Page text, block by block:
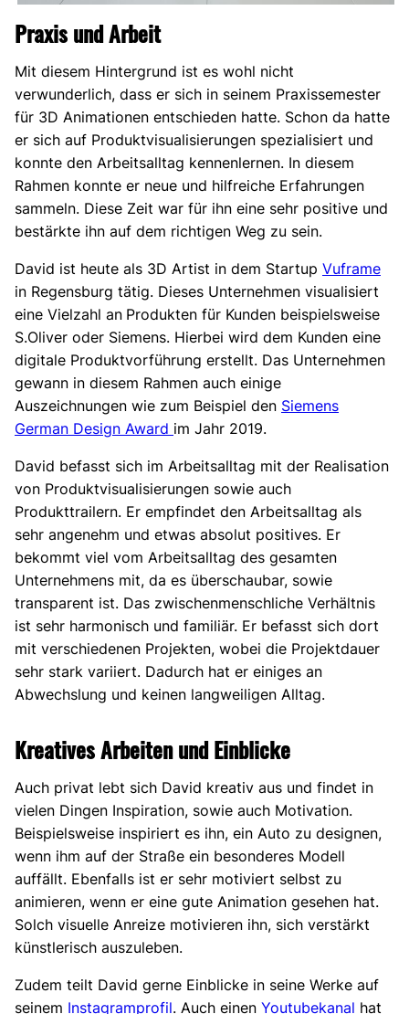
Praxis und Arbeit
Mit diesem Hintergrund ist es wohl nicht
verwunderlich, dass er sich in seinem Praxissemester
für 3D Animationen entschieden hatte. Schon da hatte
er sich auf Produktvisualisierungen spezialisiert und
konnte den Arbeitsalltag kennenlernen. In diesem
Rahmen konnte er neue und hilfreiche Erfahrungen
sammeln. Diese Zeit war für ihn eine sehr positive und
bestärkte ihn auf dem richtigen Weg zu sein.
David ist heute als 3D Artist in dem Startup Vuframe
in Regensburg tätig. Dieses Unternehmen visualisiert
eine Vielzahl an Produkten für Kunden beispielsweise
S.Oliver oder Siemens. Hierbei wird dem Kunden eine
digitale Produktvorführung erstellt. Das Unternehmen
gewann in diesem Rahmen auch einige
Auszeichnungen wie zum Beispiel den Siemens
German Design Award im Jahr 2019.
David befasst sich im Arbeitsalltag mit der Realisation
von Produktvisualisierungen sowie auch
Produkttrailern. Er empfindet den Arbeitsalltag als
sehr angenehm und etwas absolut positives. Er
bekommt viel vom Arbeitsalltag des gesamten
Unternehmens mit, da es überschaubar, sowie
transparent ist. Das zwischenmenschliche Verhältnis
ist sehr harmonisch und familiär. Er befasst sich dort
mit verschiedenen Projekten, wobei die Projektdauer
sehr stark variiert. Dadurch hat er einiges an
Abwechslung und keinen langweiligen Alltag.
Kreatives Arbeiten und Einblicke
Auch privat lebt sich David kreativ aus und findet in
vielen Dingen Inspiration, sowie auch Motivation.
Beispielsweise inspiriert es ihn, ein Auto zu designen,
wenn ihm auf der Straße ein besonderes Modell
auffällt. Ebenfalls ist er sehr motiviert selbst zu
animieren, wenn er eine gute Animation gesehen hat.
Solch visuelle Anreize motivieren ihn, sich verstärkt
künstlerisch auszuleben.
Zudem teilt David gerne Einblicke in seine Werke auf
seinem Instagramprofil. Auch einen Youtubekanal hat